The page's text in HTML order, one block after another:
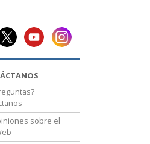
sobre el